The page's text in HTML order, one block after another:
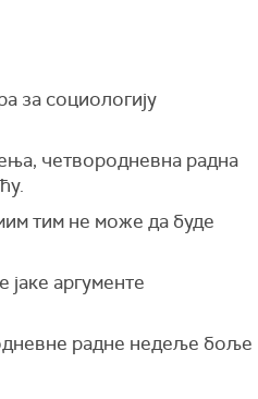
за социологију
четвородневна радна
тим не може да буде
јаке аргументе
радне недеље боље